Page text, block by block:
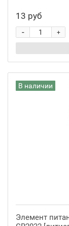
13 руб
+
-
В наличии
Элемент